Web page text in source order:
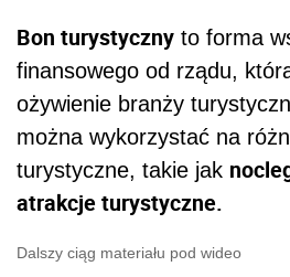
Bon turystyczny to forma
finansowego od rządu,
ożywienie branży
można wykorzystać na
turystyczne, takie jak
atrakcje turystyczne.
Dalszy ciąg materiału pod wideo